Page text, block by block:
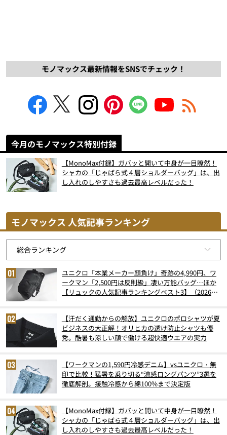
モノマックス最新情報をSNSでチェック！
今月のモノマックス特別付録
【MonoMax付録】ガバッと開いて中身が一目瞭然！
シャカの「じゃばら式４層ショルダーバッグ」は、出
し入れのしやすさも過去最高レベルだった！
モノマックス 人気記事ランキング
ユニクロ「本業メーカー顔負け」奇跡の4,990円、ワ
ークマン「2,500円は反則級」凄い万能バッグ…ほか
【リュックの人気記事ランキングベスト3】（2026年
【汗だく通勤からの解放】ユニクロのポロシャツが夏
ビジネスの大正解！オリヒカの透け防止シャツも優
秀。酷暑も涼しい顔で働ける超快適ウエアの実力
【ワークマンの1,590円冷感デニム】vsユニクロ・無
印で比較！猛暑を乗り切る“涼感ロングパンツ”3選を
徹底解剖。接触冷感から綿100%まで決定版
【MonoMax付録】ガバッと開いて中身が一目瞭然！
シャカの「じゃばら式４層ショルダーバッグ」は、出
し入れのしやすさも過去最高レベルだった！